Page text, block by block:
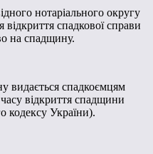
нотаріального округу
спадкової справи
на спадщину.
видається спадкоємцям
часу відкриття спадщини
кодексу України).